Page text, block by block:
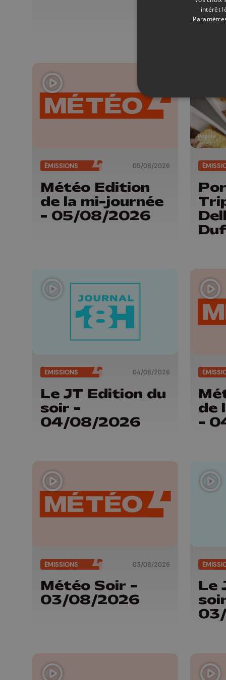
ÉMISSIONS 05/08/2026
Météo Edition
de la mi-journée
- 05/08/2026
ÉMISSIONS 04/08/2026
Le JT Edition du
soir -
04/08/2026
de
-
ÉMISSIONS 03/08/2026
Météo Soir -
03/08/2026
Le
intérêt